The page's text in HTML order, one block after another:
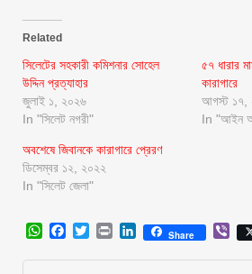
Related
সিলেটের সহকারী কমিশনার সোহেল
উদ্দিন প্রত্যাহার
জুলাই ১, ২০২৬
In "সিলেট নগরী"
৫৭ ধারার
কারাগারে
আগস্ট ১৭,
In "আইন
অবশেষে জিবানকে কারাগারে প্রেরণ
ডিসেম্বর ১২, ২০২২
In "সিলেট জেলা"
WhatsApp
Facebook
Twitter
Print LinkedIn
Share